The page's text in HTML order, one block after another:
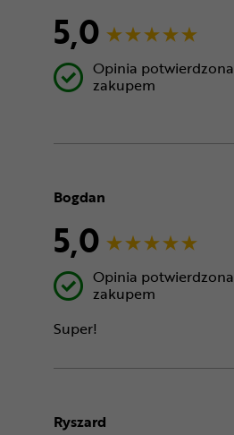
5,0
Opinia potwierdzona
zakupem
Bogdan
5,0
Opinia potwierdzona
zakupem
Super!
Ryszard